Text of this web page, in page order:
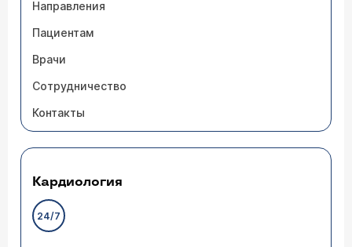
Направления
Пациентам
Врачи
Сотрудничество
Контакты
Кардиология
24/7